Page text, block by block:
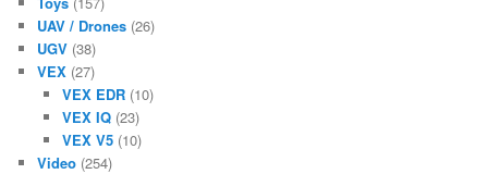
UAV / Drones (26)
UGV (38)
VEX (27)
VEX EDR(10)
VEX IQ(23)
VEX V5(10)
Video (254)